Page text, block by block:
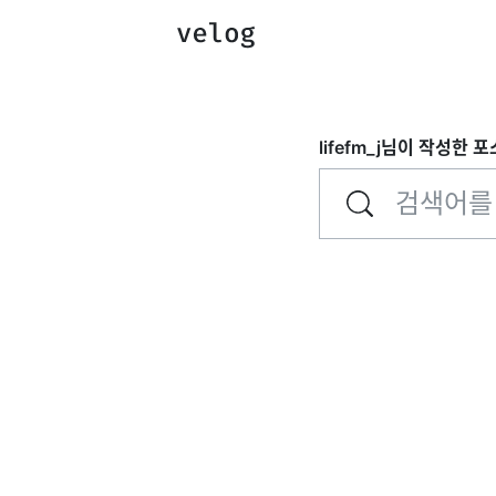
lifefm_j님이 작성한 포